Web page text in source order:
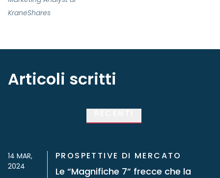
KraneShares
Articoli scritti
14 MAR,
2024
PROSPETTIVE DI MERCATO
Le “Magnifiche 7” frecce che la